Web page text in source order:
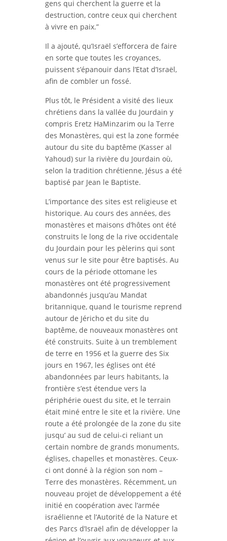
gens qui cherchent la guerre et la
destruction, contre ceux qui cherchent
à vivre en paix.”
Il a ajouté, qu’Israël s’efforcera de faire
en sorte que toutes les croyances,
puissent s’épanouir dans l’Etat d’Israël,
afin de combler un fossé.
Plus tôt, le Président a visité des lieux
chrétiens dans la vallée du Jourdain y
compris Eretz HaMinzarim ou la Terre
des Monastères, qui est la zone formée
autour du site du baptême (Kasser al
Yahoud) sur la rivière du Jourdain où,
selon la tradition chrétienne, Jésus a été
baptisé par Jean le Baptiste.
L’importance des sites est religieuse et
historique. Au cours des années, des
monastères et maisons d’hôtes ont été
construits le long de la rive occidentale
du Jourdain pour les pèlerins qui sont
venus sur le site pour être baptisés. Au
cours de la période ottomane les
monastères ont été progressivement
abandonnés jusqu’au Mandat
britannique, quand le tourisme reprend
autour de Jéricho et du site du
baptême, de nouveaux monastères ont
été construits. Suite à un tremblement
de terre en 1956 et la guerre des Six
jours en 1967, les églises ont été
abandonnées par leurs habitants, la
frontière s’est étendue vers la
périphérie ouest du site, et le terrain
était miné entre le site et la rivière. Une
route a été prolongée de la zone du site
jusqu’ au sud de celui-ci reliant un
certain nombre de grands monuments,
églises, chapelles et monastères. Ceux-
ci ont donné à la région son nom –
Terre des monastères. Récemment, un
nouveau projet de développement a été
initié en coopération avec l’armée
israélienne et l’Autorité de la Nature et
des Parcs d’Israël afin de développer la